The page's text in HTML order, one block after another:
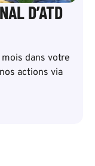
D’ATD
dans votre
actions via